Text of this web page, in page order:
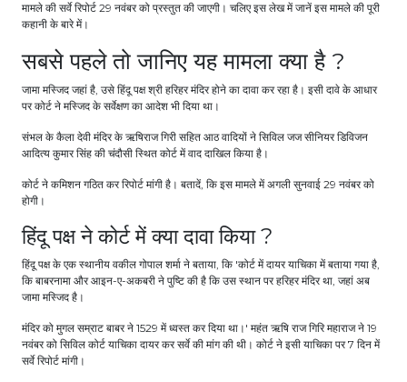
मामले की सर्वे रिपोर्ट 29 नवंबर को प्रस्तुत की जाएगी। चलिए इस लेख में जानें इस मामले की पूरी
कहानी के बारे में।
सबसे पहले तो जानिए यह मामला क्या है ?
जामा मस्जिद जहां है, उसे हिंदू पक्ष श्री हरिहर मंदिर होने का दावा कर रहा है। इसी दावे के आधार
पर कोर्ट ने मस्जिद के सर्वेक्षण का आदेश भी दिया था।
संभल के कैला देवी मंदिर के ऋषिराज गिरी सहित आठ वादियों ने सिविल जज सीनियर डिविजन
आदित्य कुमार सिंह की चंदौसी स्थित कोर्ट में वाद दाखिल किया है।
कोर्ट ने कमिशन गठित कर रिपोर्ट मांगी है। बतादें, कि इस मामले में अगली सुनवाई 29 नवंबर को
होगी।
हिंदू पक्ष ने कोर्ट में क्या दावा किया ?
हिंदू पक्ष के एक स्थानीय वकील गोपाल शर्मा ने बताया, कि 'कोर्ट में दायर याचिका में बताया गया है,
कि बाबरनामा और आइन-ए-अकबरी ने पुष्टि की है कि उस स्थान पर हरिहर मंदिर था, जहां अब
जामा मस्जिद है।
मंदिर को मुगल सम्राट बाबर ने 1529 में ध्वस्त कर दिया था।' महंत ऋषि राज गिरि महाराज ने 19
नवंबर को सिविल कोर्ट याचिका दायर कर सर्वे की मांग की थी। कोर्ट ने इसी याचिका पर 7 दिन में
सर्वे रिपोर्ट मांगी।